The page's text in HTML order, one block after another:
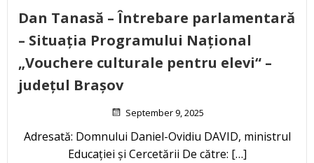
Dan Tanasă – Întrebare parlamentară
– Situația Programului Național
„Vouchere culturale pentru elevi“ –
județul Brașov
September 9, 2025
Adresată: Domnului Daniel-Ovidiu DAVID, ministrul
Educației și Cercetării De către: […]